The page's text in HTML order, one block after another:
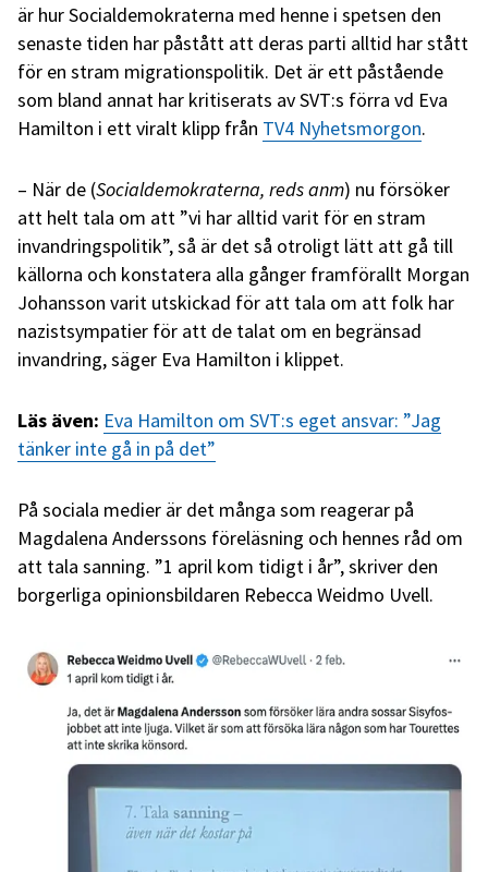
är hur Socialdemokraterna med henne i spetsen den
senaste tiden har påstått att deras parti alltid har stått
för en stram migrationspolitik. Det är ett påstående
som bland annat har kritiserats av SVT:s förra vd Eva
Hamilton i ett viralt klipp från TV4 Nyhetsmorgon.
– När de (Socialdemokraterna, reds anm) nu försöker
att helt tala om att ”vi har alltid varit för en stram
invandringspolitik”, så är det så otroligt lätt att gå till
källorna och konstatera alla gånger framförallt Morgan
Johansson varit utskickad för att tala om att folk har
nazistsympatier för att de talat om en begränsad
invandring, säger Eva Hamilton i klippet.
Läs även: Eva Hamilton om SVT:s eget ansvar: ”Jag
tänker inte gå in på det”
På sociala medier är det många som reagerar på
Magdalena Anderssons föreläsning och hennes råd om
att tala sanning. ”1 april kom tidigt i år”, skriver den
borgerliga opinionsbildaren Rebecca Weidmo Uvell.